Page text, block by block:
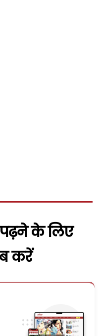
के लिए
करें